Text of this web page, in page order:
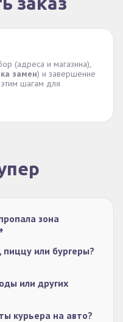
(адреса и магазина),
замен) и завершение
шагам для
зона
или бургеры?
или других
курьера на авто?